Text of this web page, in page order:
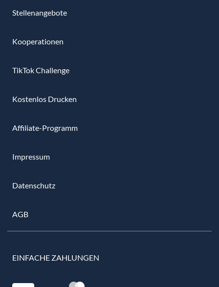
Stellenangebote
Kooperationen
TikTok Challenge
Kostenlos Drucken
Affiliate-Programm
Impressum
Datenschutz
AGB
EINFACHE ZAHLUNGEN